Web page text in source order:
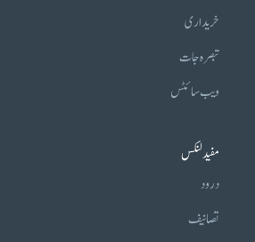
خریداری
تبصرہ جات
ویب سائٹس
مفید لنکس
درود
تصانیف